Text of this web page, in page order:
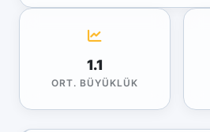
1.1
ORT. BÜYÜKLÜK